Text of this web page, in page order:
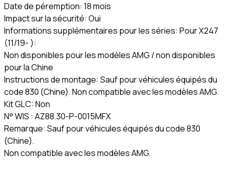
Date de péremption: 18 mois
Impact sur la sécurité: Oui
Informations supplémentaires pour les séries: Pour X247
(11/19- ):
Non disponibles pour les modèles AMG / non disponibles
pour la Chine
Instructions de montage: Sauf pour véhicules équipés du
code 830 (Chine). Non compatible avec les modèles AMG.
Kit GLC: Non
N° WIS : AZ88.30-P-0015MFX
Remarque: Sauf pour véhicules équipés du code 830
(Chine).
Non compatible avec les modèles AMG.